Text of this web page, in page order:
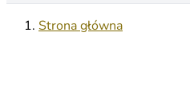
Strona główna